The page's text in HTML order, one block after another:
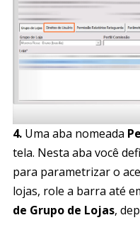
4. Uma aba nomeada
tela. Nesta aba você
para parametrizar o
lojas, role a barra até
de Grupo de Lojas,